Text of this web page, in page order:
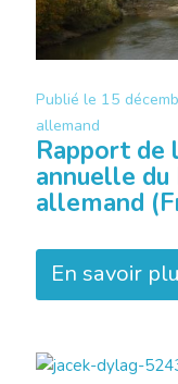
Publié le 15
allemand
Rapport de
annuelle du
allemand
En savoir